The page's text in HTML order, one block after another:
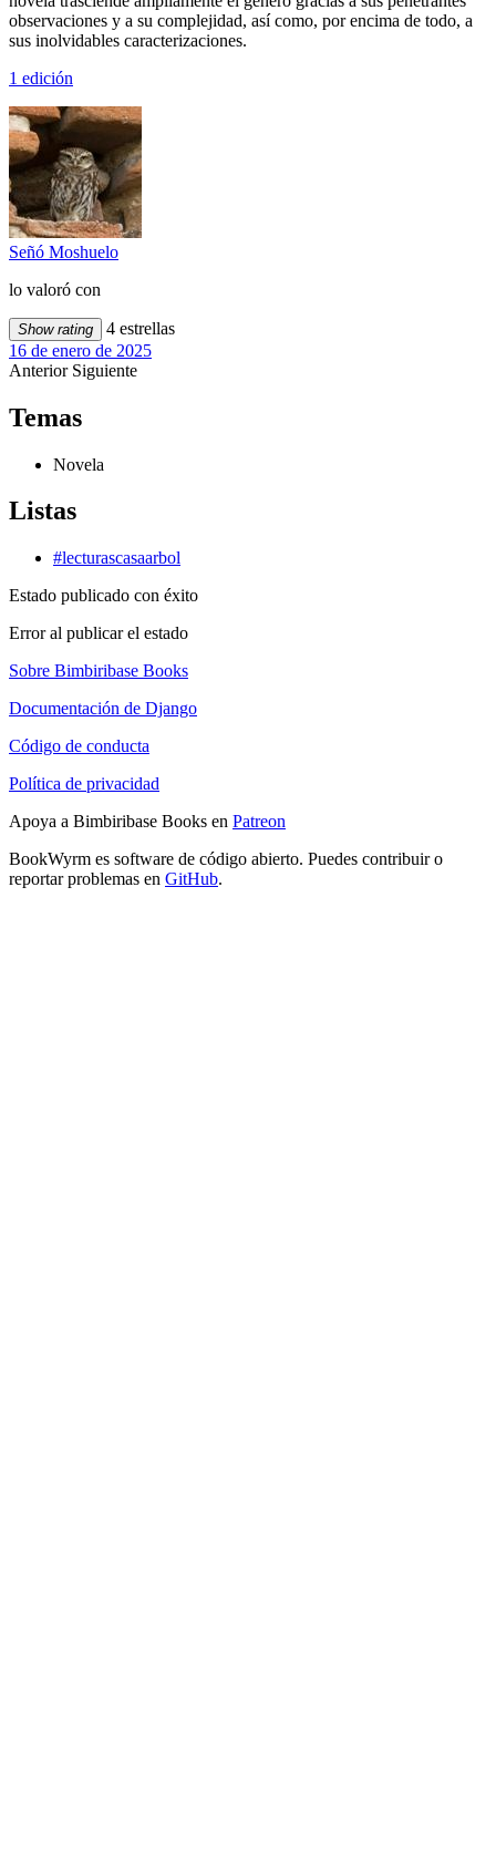
observaciones y a su complejidad, así como, por encima de todo, a
sus inolvidables caracterizaciones.
1 edición
Señó Moshuelo
lo valoró con
Show rating
4 estrellas
16 de enero de 2025
Anterior Siguiente
Temas
Novela
Listas
#lecturascasaarbol
Estado publicado con éxito
Error al publicar el estado
Sobre Bimbiribase Books
Documentación de Django
Código de conducta
Política de privacidad
Apoya a Bimbiribase Books en Patreon
BookWyrm es software de código abierto. Puedes contribuir o
reportar problemas en GitHub.